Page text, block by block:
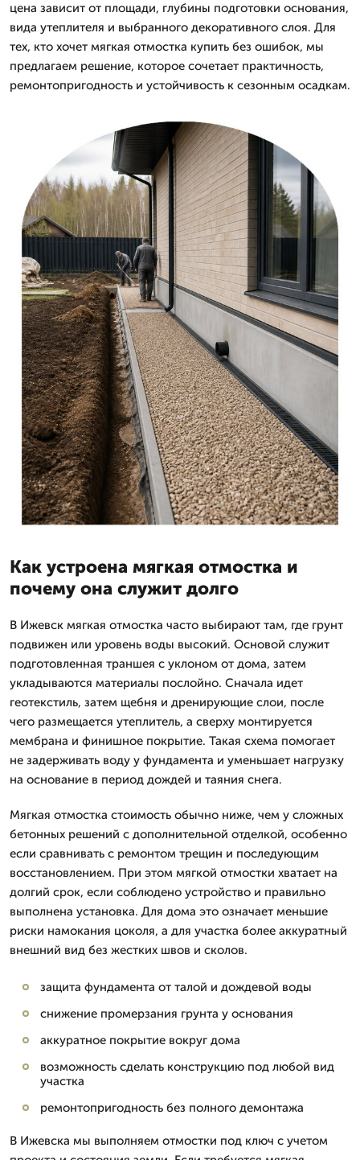
цена зависит от площади, глубины подготовки основания,
вида утеплителя и выбранного декоративного слоя. Для
тех, кто хочет мягкая отмостка купить без ошибок, мы
предлагаем решение, которое сочетает практичность,
ремонтопригодность и устойчивость к сезонным осадкам.
Как устроена мягкая отмостка и
почему она служит долго
В Ижевск мягкая отмостка часто выбирают там, где грунт
подвижен или уровень воды высокий. Основой служит
подготовленная траншея с уклоном от дома, затем
укладываются материалы послойно. Сначала идет
геотекстиль, затем щебня и дренирующие слои, после
чего размещается утеплитель, а сверху монтируется
мембрана и финишное покрытие. Такая схема помогает
не задерживать воду у фундамента и уменьшает нагрузку
на основание в период дождей и таяния снега.
Мягкая отмостка стоимость обычно ниже, чем у сложных
бетонных решений с дополнительной отделкой, особенно
если сравнивать с ремонтом трещин и последующим
восстановлением. При этом мягкой отмостки хватает на
долгий срок, если соблюдено устройство и правильно
выполнена установка. Для дома это означает меньшие
риски намокания цоколя, а для участка более аккуратный
внешний вид без жестких швов и сколов.
защита фундамента от талой и дождевой воды
снижение промерзания грунта у основания
аккуратное покрытие вокруг дома
возможность сделать конструкцию под любой вид
участка
ремонтопригодность без полного демонтажа
В Ижевска мы выполняем отмостки под ключ с учетом